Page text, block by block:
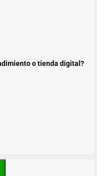
o tienda digital?